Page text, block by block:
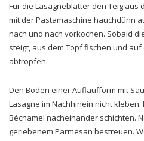
Für die Lasagneblätter den Teig aus
mit der Pastamaschine hauchdünn
nach und nach vorkochen. Sobald
steigt, aus dem Topf fischen und
abtropfen.
Den Boden einer Auflaufform mit
Lasagne im Nachhinein nicht
Béchamel nacheinander schichten.
geriebenem Parmesan bestreuen.